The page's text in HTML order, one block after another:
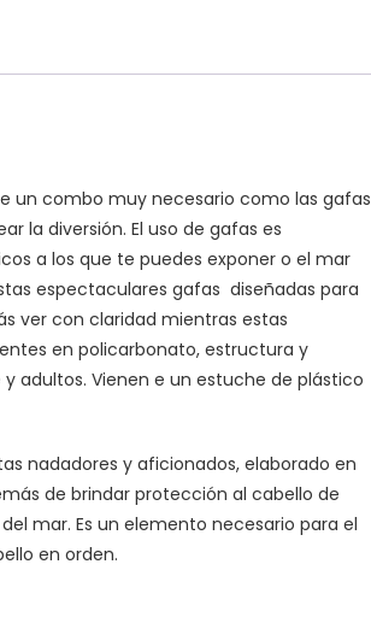
un combo muy necesario como las gafas
la diversión. El uso de gafas es
a los que te puedes exponer o el mar
espectaculares gafas diseñadas para
ver con claridad mientras estas
en policarbonato, estructura y
adultos. Vienen e un estuche de plástico
nadadores y aficionados, elaborado en
de brindar protección al cabello de
mar. Es un elemento necesario para el
en orden.